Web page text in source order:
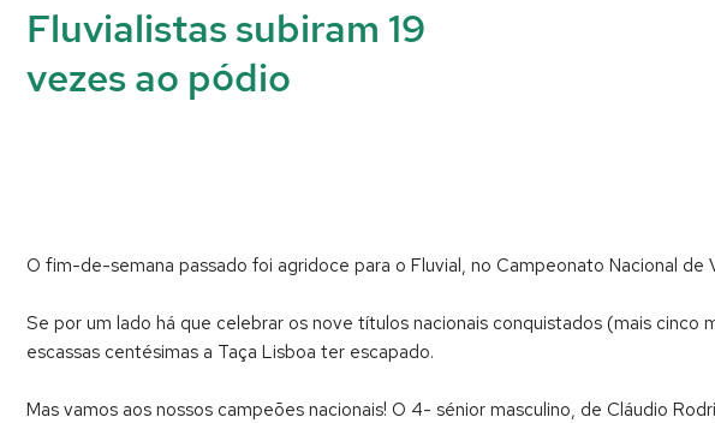
Fluvialistas subiram 19
vezes ao pódio
O fim-de-semana passado foi agridoce para o Fluvial, no Campeonato Nacional
Se por um lado há que celebrar os nove títulos nacionais conquistados (mais
escassas centésimas a Taça Lisboa ter escapado.
Mas vamos aos nossos campeões nacionais! O 4- sénior masculino, de Cláudio